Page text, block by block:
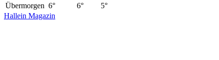
Übermorgen 6° 6°
5°
Hallein Magazin